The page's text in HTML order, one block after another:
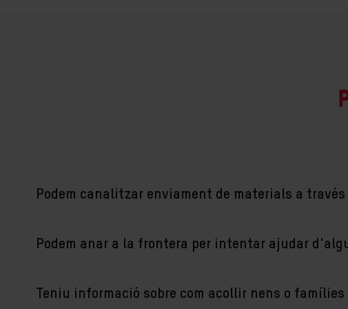
Podem canalitzar enviament de materials a
Podem anar a la frontera per intentar ajudar
Teniu informació sobre com acollir nens o famílies